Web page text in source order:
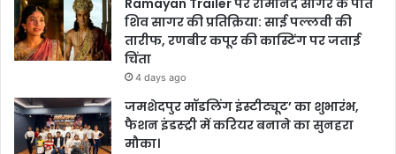
Ramayan Trailer पर रामानंद सागर के पोते
शिव सागर की प्रतिक्रिया: साई पल्लवी की
तारीफ, रणबीर कपूर की कास्टिंग पर जताई
चिंता
4 days ago
जमशेदपुर मॉडलिंग इंस्टीट्यूट’ का शुभारंभ,
फैशन इंडस्ट्री में करियर बनाने का सुनहरा
मौका।